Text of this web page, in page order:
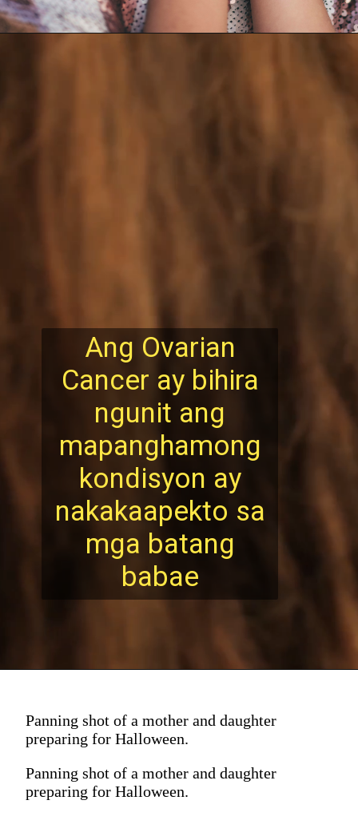
Ang Ovarian
Cancer ay bihira
ngunit ang
mapanghamong
kondisyon ay
nakakaapekto sa
mga batang
babae
Panning shot of a mother and daughter
preparing for Halloween.
Panning shot of a mother and daughter
preparing for Halloween.